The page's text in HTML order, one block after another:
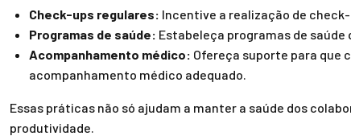
Check-ups regulares: Incentive a realização de
Programas de saúde: Estabeleça programas de
Acompanhamento médico: Ofereça suporte para que
acompanhamento médico adequado.
Essas práticas não só ajudam a manter a saúde dos
produtividade.